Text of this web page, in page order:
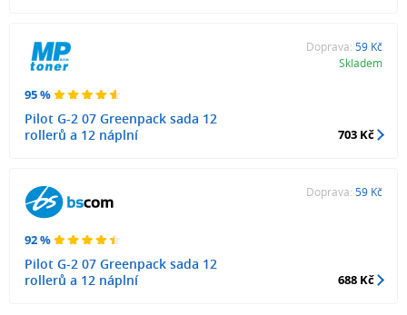
95 %
Pilot G-2 07 Greenpack sada 12
rollerů a 12 náplní
Doprava: 59 Kč
Skladem
703 Kč
92 %
Pilot G-2 07 Greenpack sada 12
rollerů a 12 náplní
Doprava: 59 Kč
688 Kč